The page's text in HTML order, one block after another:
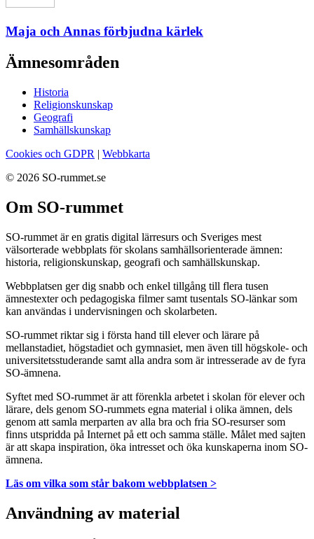
Maja och Annas förbjudna kärlek
Ämnesområden
Historia
Religionskunskap
Geografi
Samhällskunskap
Cookies och GDPR | Webbkarta
© 2026 SO-rummet.se
Om SO-rummet
SO-rummet är en gratis digital lärresurs och Sveriges mest
välsorterade webbplats för skolans samhällsorienterade ämnen:
historia, religionskunskap, geografi och samhällskunskap.
Webbplatsen ger dig snabb och enkel tillgång till flera tusen
ämnestexter och pedagogiska filmer samt tusentals SO-länkar som
kan användas i undervisningen och skolarbeten.
SO-rummet riktar sig i första hand till elever och lärare på
mellanstadiet, högstadiet och gymnasiet, men även till högskole- och
universitetsstuderande samt alla andra som är intresserade av de fyra
SO-ämnena.
Syftet med SO-rummet är att förenkla arbetet i skolan för elever och
lärare, dels genom SO-rummets egna material i olika ämnen, dels
genom att samla merparten av alla bra och fria SO-resurser som
finns utspridda på Internet på ett och samma ställe. Målet med sajten
är att skapa inspiration, öka intresset och öka kunskaperna inom SO-
ämnena.
Läs om vilka som står bakom webbplatsen >
Användning av material